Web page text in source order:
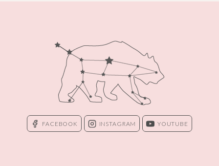
FACEBOOK INSTAGRAM YOUTUBE